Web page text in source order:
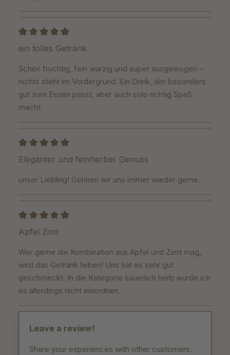
Review with rating of 5 out of 5 stars
ein tolles Getränk
Schön fruchtig, fein würzig und super ausgewogen –
nichts steht im Vordergrund. Ein Drink, der besonders
gut zum Essen passt, aber auch solo richtig Spaß
macht.
Review with rating of 5 out of 5 stars
Eleganter und feinherber Genuss
unser Liebling! Gönnen wir uns immer wieder gerne.
Review with rating of 5 out of 5 stars
Apfel Zimt
Wer gerne die Kombination aus Apfel und Zimt mag,
wird das Getränk lieben! Uns hat es sehr gut
geschmeckt. In die Kategorie säuerlich herb würde ich
es allerdings nicht einordnen.
Leave a review!
Share your experiences with other customers.